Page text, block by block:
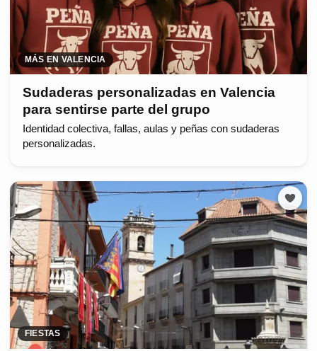
MÁS EN VALENCIA
Sudaderas personalizadas en Valencia
para sentirse parte del grupo
Identidad colectiva, fallas, aulas y peñas con sudaderas
personalizadas.
FIESTAS